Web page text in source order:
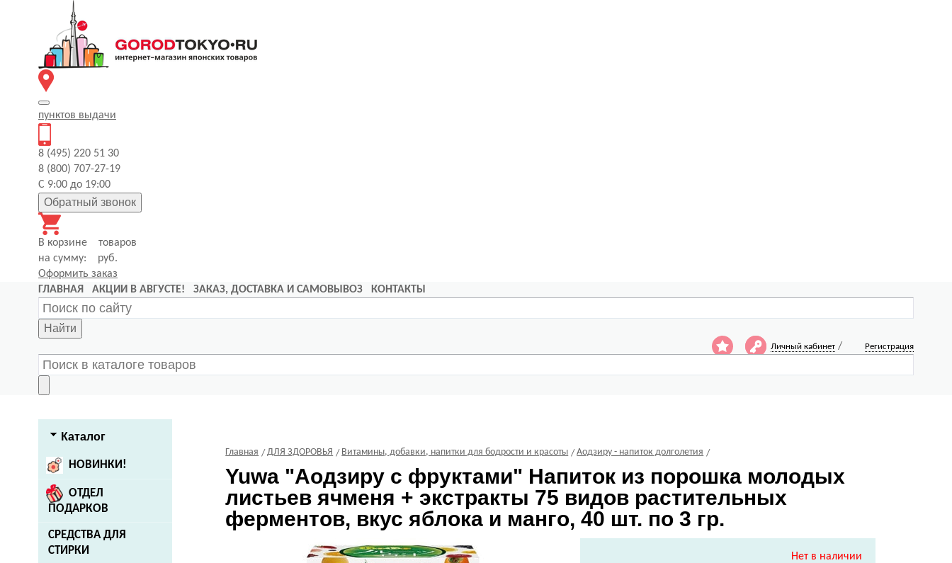
пунктов выдачи
8 (495) 220 51 30
8 (800) 707-27-19
С 9:00 до 19:00
Обратный звонок
В корзине
товаров
на сумму:
руб.
Оформить заказ
ГЛАВНАЯ
АКЦИИ В АВГУСТЕ! ЗАКАЗ, ДОСТАВКА И САМОВЫВОЗ КОНТАКТЫ
Найти
Личный кабинет / Регистрация
Каталог
НОВИНКИ!
ОТДЕЛ
ПОДАРКОВ
СРЕДСТВА ДЛЯ
СТИРКИ
Главная ДЛЯ ЗДОРОВЬЯ Витамины, добавки, напитки для бодрости и красоты Аодзиру - напиток долголетия
Yuwa "Аодзиру с фруктами" Напиток из порошка молодых
листьев ячменя + экстракты 75 видов растительных
ферментов, вкус яблока и манго, 40 шт. по 3 гр.
Нет в наличии